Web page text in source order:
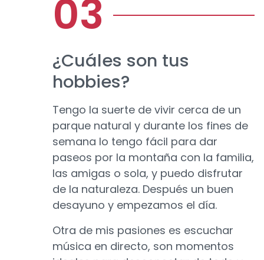
¿Cuáles son tus
hobbies?
Tengo la suerte de vivir cerca de un
parque natural y durante los fines de
semana lo tengo fácil para dar
paseos por la montaña con la familia,
las amigas o sola, y puedo disfrutar
de la naturaleza. Después un buen
desayuno y empezamos el día.
Otra de mis pasiones es escuchar
música en directo, son momentos